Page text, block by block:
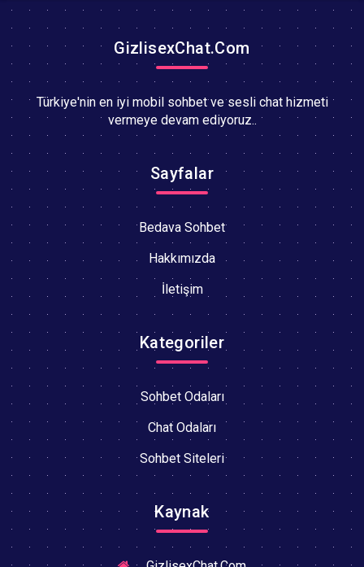
GizlisexChat.Com
Türkiye'nin en iyi mobil sohbet ve sesli chat hizmeti
vermeye devam ediyoruz..
Sayfalar
Bedava Sohbet
Hakkımızda
İletişim
Kategoriler
Sohbet Odaları
Chat Odaları
Sohbet Siteleri
Kaynak